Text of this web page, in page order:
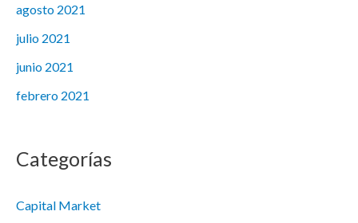
agosto 2021
julio 2021
junio 2021
febrero 2021
Categorías
Capital Market